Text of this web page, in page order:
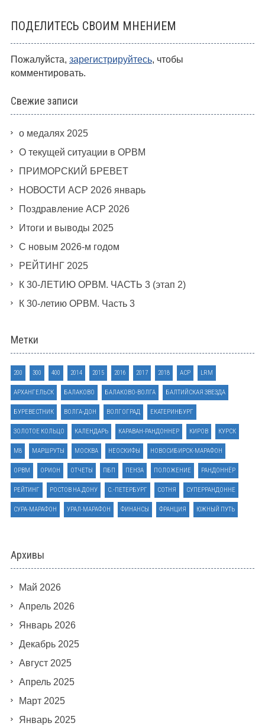
ПОДЕЛИТЕСЬ СВОИМ МНЕНИЕМ
Пожалуйста, зарегистрируйтесь, чтобы
комментировать.
Свежие записи
о медалях 2025
О текущей ситуации в ОРВМ
ПРИМОРСКИЙ БРЕВЕТ
НОВОСТИ АСР 2026 январь
Поздравление АСР 2026
Итоги и выводы 2025
С новым 2026-м годом
РЕЙТИНГ 2025
К 30-ЛЕТИЮ ОРВМ. ЧАСТЬ 3 (этап 2)
К 30-летию ОРВМ. Часть 3
Метки
200 300 400 2014 2015 2016 2017 2018 ACP LRM
АРХАНГЕЛЬСК БАЛАКОВО БАЛАКОВО-ВОЛГА БАЛТИЙСКАЯ ЗВЕЗДА
БУРЕВЕСТНИК ВОЛГА-ДОН ВОЛГОГРАД ЕКАТЕРИНБУРГ
ЗОЛОТОЕ КОЛЬЦО КАЛЕНДАРЬ КАРАВАН-РАНДОННЕР КИРОВ КУРСК
М8 МАРШРУТЫ МОСКВА НЕОСКИФЫ НОВОСИБИРСК-МАРАФОН
ОРВМ ОРИОН ОТЧЕТЫ ПБП ПЕНЗА ПОЛОЖЕНИЕ РАНДОННЁР
РЕЙТИНГ РОСТОВ НА ДОНУ С.-ПЕТЕРБУРГ СОТНЯ СУПЕРРАНДОННЕ
СУРА-МАРАФОН УРАЛ-МАРАФОН ФИНАНСЫ ФРАНЦИЯ ЮЖНЫЙ ПУТЬ
Архивы
Май 2026
Апрель 2026
Январь 2026
Декабрь 2025
Август 2025
Апрель 2025
Март 2025
Январь 2025